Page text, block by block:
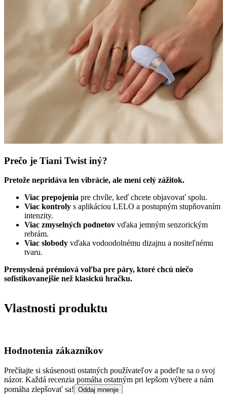
Prečo je Tiani Twist iný?
Pretože nepridáva len vibrácie, ale mení celý zážitok.
Viac prepojenia pre chvíle, keď chcete objavovať spolu.
Viac kontroly s aplikáciou LELO a postupným stupňovaním
intenzity.
Viac zmyselných podnetov vďaka jemným senzorickým
rebrám.
Viac slobody vďaka vodoodolnému dizajnu a nositeľnému
tvaru.
Premyslená prémiová voľba pre páry, ktoré chcú niečo
sofistikovanejšie než klasickú hračku.
Vlastnosti produktu
Hodnotenia zákazníkov
Prečítajte si skúsenosti ostatných používateľov a podeľte sa o svoj
názor. Každá recenzia pomáha ostatným pri lepšom výbere a nám
pomáha zlepšovať sa! Oddaj mnenje